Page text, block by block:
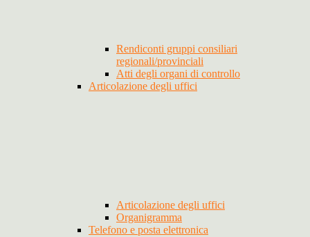
Rendiconti gruppi consiliari
regionali/provinciali
Atti degli organi di controllo
Articolazione degli uffici
Articolazione degli uffici
Organigramma
Telefono e posta elettronica